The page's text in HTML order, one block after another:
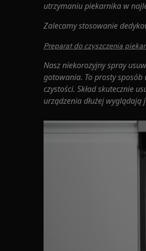
utrzymaniu piekarnika w
Zalecamy stosowanie
Preparat do czyszczenia
Nasz niekorozyjny spray
gotowania. To prosty
czystości. Skład skutecznie
urządzenia dłużej wyglądają